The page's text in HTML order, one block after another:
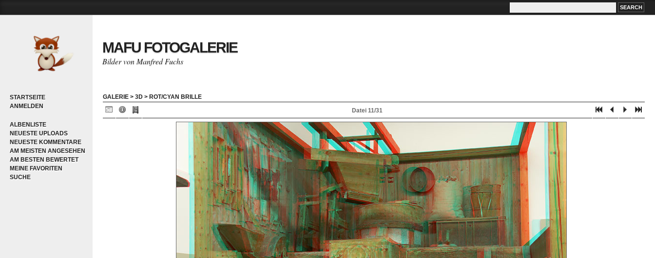
STARTSEITE
ANMELDEN
ALBENLISTE
NEUESTE UPLOADS
NEUESTE KOMMENTARE
AM MEISTEN ANGESEHEN
AM BESTEN BEWERTET
MEINE FAVORITEN
SUCHE
MAFU FOTOGALERIE
Bilder von Manfred Fuchs
GALERIE > 3D > ROT/CYAN BRILLE
Datei 11/31